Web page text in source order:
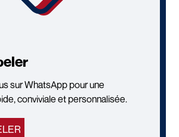
sur WhatsApp pour une
conviviale et personnalisée.